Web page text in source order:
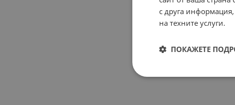
с друга
на техните услуги.
ПОКАЖЕТЕ